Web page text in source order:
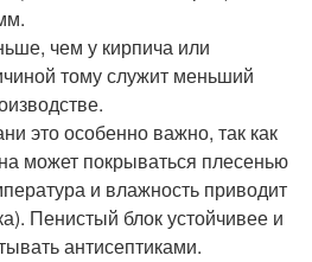
чем у кирпича или
тому служит меньший
это особенно важно, так как
может покрываться плесенью
и влажность приводит
Пенистый блок устойчивее и
антисептиками.